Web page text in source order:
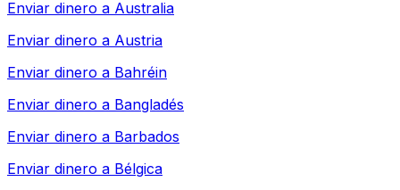
Enviar dinero a Australia
Enviar dinero a Austria
Enviar dinero a Bahréin
Enviar dinero a Bangladés
Enviar dinero a Barbados
Enviar dinero a Bélgica